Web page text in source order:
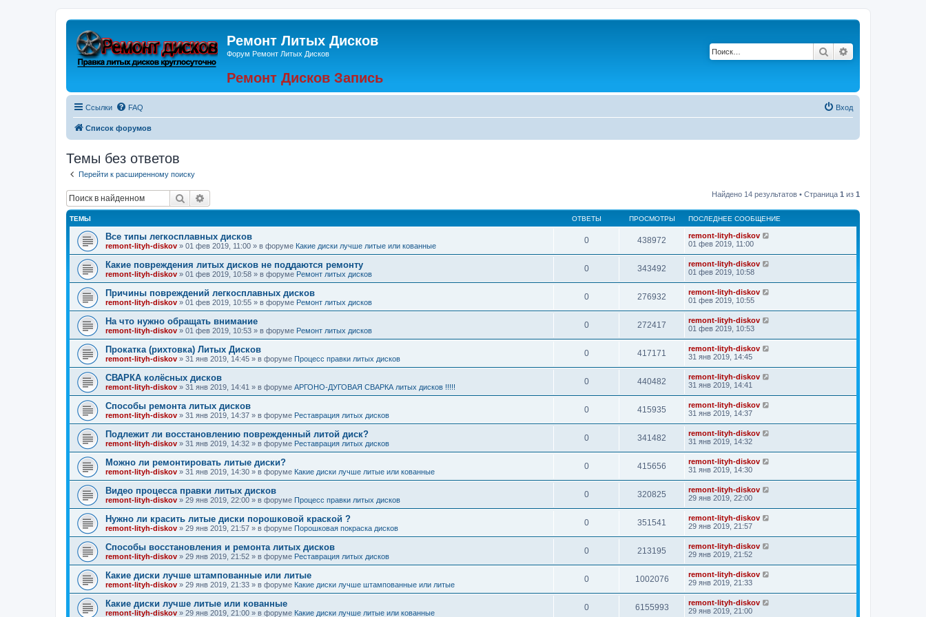
Ремонт Литых Дисков
Форум Ремонт Литых Дисков
Ремонт Дисков Запись
Поиск
Ссылки FAQ Вход
Список форумов
Темы без ответов
Перейти к расширенному поиску
Поиск Найдено 14 результатов • Страница 1 из 1
ТЕМЫ ОТВЕТЫ ПРОСМОТРЫ ПОСЛЕДНЕЕ СООБЩЕНИЕ
Все типы легкосплавных дисков
remont-lityh-diskov » 01 фев 2019, 11:00 » в форуме Какие диски лучше литые или кованные
0 438972
remont-lityh-diskov
01 фев 2019, 11:00
Какие повреждения литых дисков не поддаются ремонту
remont-lityh-diskov » 01 фев 2019, 10:58 » в форуме Ремонт литых дисков
0 343492
remont-lityh-diskov
01 фев 2019, 10:58
Причины повреждений легкосплавных дисков
remont-lityh-diskov » 01 фев 2019, 10:55 » в форуме Ремонт литых дисков
0 276932
remont-lityh-diskov
01 фев 2019, 10:55
На что нужно обращать внимание
remont-lityh-diskov » 01 фев 2019, 10:53 » в форуме Ремонт литых дисков
0 272417
remont-lityh-diskov
01 фев 2019, 10:53
Прокатка (рихтовка) Литых Дисков
remont-lityh-diskov » 31 янв 2019, 14:45 » в форуме Процесс правки литых дисков
0 417171
remont-lityh-diskov
31 янв 2019, 14:45
СВАРКА колёсных дисков
remont-lityh-diskov » 31 янв 2019, 14:41 » в форуме АРГОНО-ДУГОВАЯ СВАРКА литых дисков !!!!!
0 440482
remont-lityh-diskov
31 янв 2019, 14:41
Способы ремонта литых дисков
remont-lityh-diskov » 31 янв 2019, 14:37 » в форуме Реставрация литых дисков
0 415935
remont-lityh-diskov
31 янв 2019, 14:37
Подлежит ли восстановлению поврежденный литой диск?
remont-lityh-diskov » 31 янв 2019, 14:32 » в форуме Реставрация литых дисков
0 341482
remont-lityh-diskov
31 янв 2019, 14:32
Можно ли ремонтировать литые диски?
remont-lityh-diskov » 31 янв 2019, 14:30 » в форуме Какие диски лучше литые или кованные
0 415656
remont-lityh-diskov
31 янв 2019, 14:30
Видео процесса правки литых дисков
remont-lityh-diskov » 29 янв 2019, 22:00 » в форуме Процесс правки литых дисков
0 320825
remont-lityh-diskov
29 янв 2019, 22:00
Нужно ли красить литые диски порошковой краской ?
remont-lityh-diskov » 29 янв 2019, 21:57 » в форуме Порошковая покраска дисков
0 351541
remont-lityh-diskov
29 янв 2019, 21:57
Способы восстановления и ремонта литых дисков
remont-lityh-diskov » 29 янв 2019, 21:52 » в форуме Реставрация литых дисков
0 213195
remont-lityh-diskov
29 янв 2019, 21:52
Какие диски лучше штампованные или литые
remont-lityh-diskov » 29 янв 2019, 21:33 » в форуме Какие диски лучше штампованные или литые
0 1002076
remont-lityh-diskov
29 янв 2019, 21:33
Какие диски лучше литые или кованные
remont-lityh-diskov » 29 янв 2019, 21:00 » в форуме Какие диски лучше литые или кованные
0 6155993
remont-lityh-diskov
29 янв 2019, 21:00